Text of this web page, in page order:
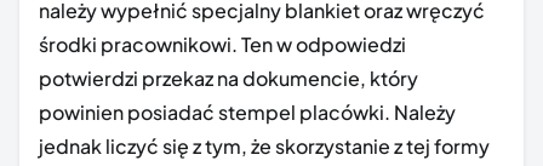
należy wypełnić specjalny blankiet oraz wręczyć
środki pracownikowi. Ten w odpowiedzi
potwierdzi przekaz na dokumencie, który
powinien posiadać stempel placówki. Należy
jednak liczyć się z tym, że skorzystanie z tej formy